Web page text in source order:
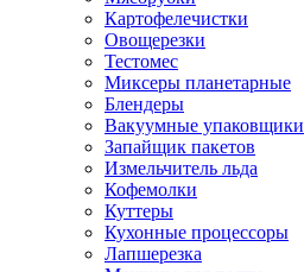
Картофелечистки
Овощерезки
Тестомес
Миксеры планетарные
Блендеры
Вакуумные упаковщики
Запайщик пакетов
Измельчитель льда
Кофемолки
Куттеры
Кухонные процессоры
Лапшерезка